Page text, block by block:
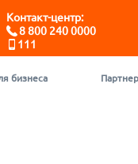
Контакт-центр:
8 800 240 0000
111
бизнеса